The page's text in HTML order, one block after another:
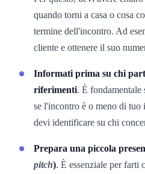
quando torni a casa o cosa
termine dell'incontro. Ad
cliente e ottenere il suo
Informati prima su chi
riferimenti. È fondamentale
se l'incontro è o meno di tuo
devi identificare su chi
Prepara una piccola
pitch). È essenziale per farti